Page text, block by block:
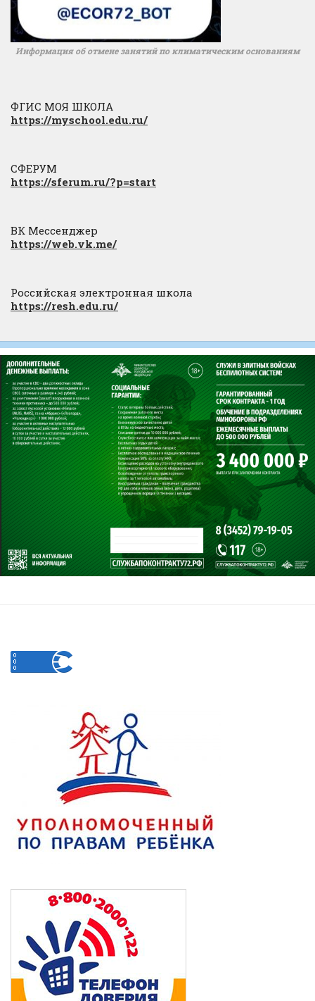
Информация об отмене занятий по климатическим основаниям
ФГИС МОЯ ШКОЛА
https://myschool.edu.ru/
СФЕРУМ
https://sferum.ru/?p=start
ВК Мессенджер
https://web.vk.me/
Российская электронная школа
https://resh.edu.ru/